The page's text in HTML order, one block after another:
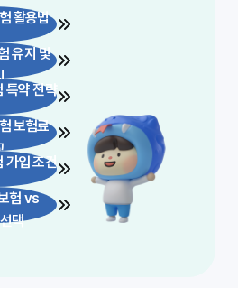
활용법
유지 및
특약 전략
보험료
가입 조건
험 vs
택